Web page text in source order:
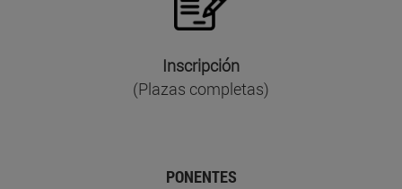
Inscripción
(Plazas completas)
PONENTES